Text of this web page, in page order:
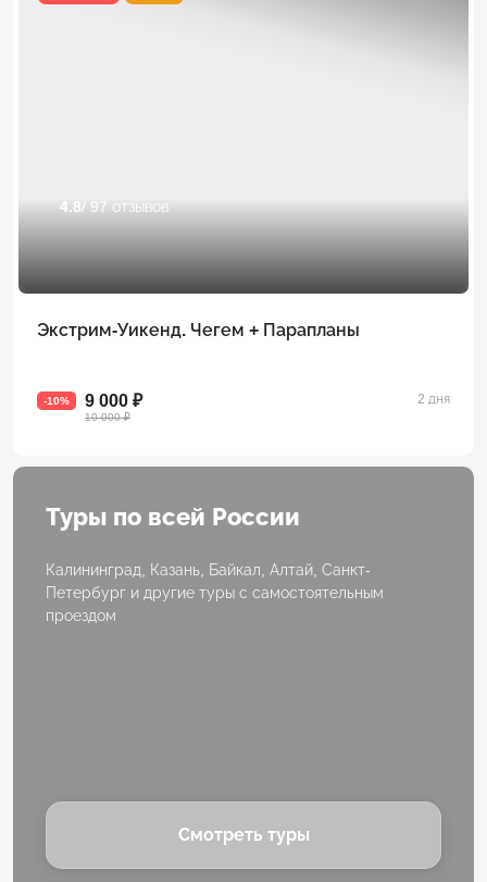
4.8/ 97 отзывов
Экстрим-Уикенд. Чегем + Парапланы
-10% 9 000 ₽
10 000 ₽
2 дня
Туры по всей России
Калининград, Казань, Байкал, Алтай, Санкт-
Петербург и другие туры с самостоятельным
проездом
Смотреть туры